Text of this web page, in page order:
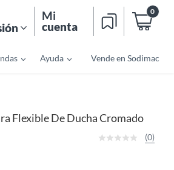
Mi
cuenta
0
Ayuda Vende en Sodimac
Flexible De Ducha Cromado
(0)